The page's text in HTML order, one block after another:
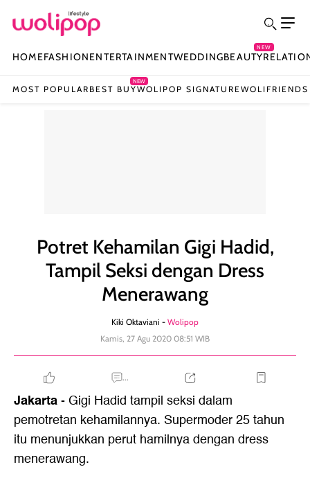
HOMEFASHIONENTERTAINMENTWEDDINGBEAUTY
NEW
MOST POPULAR BEST BUY
NEW
WOLIPOP SIGNATUREWOLIFRIENDS
Potret Kehamilan Gigi Hadid,
Tampil Seksi dengan Dress
Menerawang
Kiki Oktaviani - Wolipop
Kamis, 27 Agu 2020 08:51 WIB
...
Jakarta- Gigi Hadid tampil seksi dalam
pemotretan kehamilannya. Supermoder 25 tahun
itu menunjukkan perut hamilnya dengan dress
menerawang.